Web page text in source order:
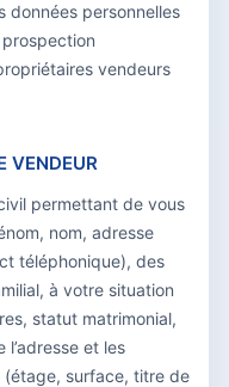
données personnelles
vendeurs
VENDEUR
permettant de vous
nom, adresse
téléphonique), des
à votre situation
statut matrimonial,
l’adresse et les
surface, titre de